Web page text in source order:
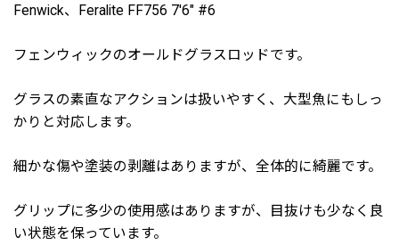
Fenwick、Feralite FF756 7'6" #6
フェンウィックのオールドグラスロッドです。
グラスの素直なアクションは扱いやすく、大型魚にもしっ
かりと対応します。
細かな傷や塗装の剥離はありますが、全体的に綺麗です。
グリップに多少の使用感はありますが、目抜けも少なく良
い状態を保っています。